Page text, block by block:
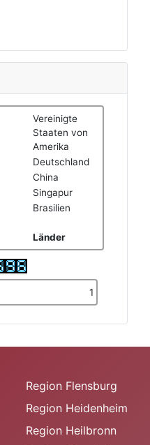
Vereinigte
Staaten von
Amerika
Deutschland
China
Singapur
Brasilien
Länder
1
Region Flensburg
Region Heidenheim
Region Heilbronn